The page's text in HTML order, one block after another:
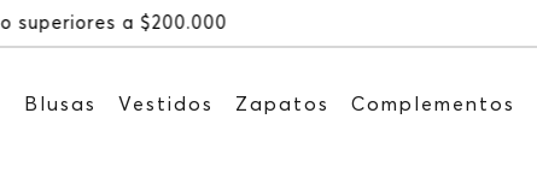
Recibe: 15%OFF suscribiéndote a
Blusas Vestidos Zapatos Complementos